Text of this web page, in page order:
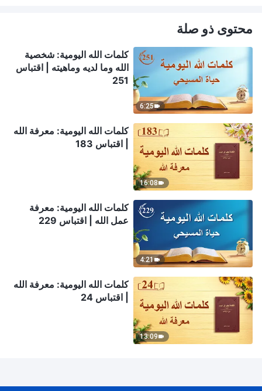
محتوى ذو صلة
6:25
كلمات الله اليومية: شخصية
الله وما لديه وماهيته | اقتباس
251
16:08
كلمات الله اليومية: معرفة الله
| اقتباس 183
4:21
كلمات الله اليومية: معرفة
عمل الله | اقتباس 229
13:09
كلمات الله اليومية: معرفة الله
| اقتباس 24